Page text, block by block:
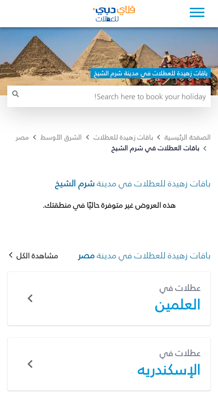
باقات زهيدة للعطلات في مدينة شرم الشيخ
الصفحة الرئيسية باقات زهيدة للعطلات الشرق الأوسط
مصر
باقات العطلات في شرم الشيخ
باقات زهيدة للعطلات في مدينةشرم الشيخ
هذه العروض غير متوفرة حاليًا في منطقتك.
باقات زهيدة للعطلات في مدينةمصر مشاهدة الكل
عطلات في
العلمين
عطلات في
الإسكندريه